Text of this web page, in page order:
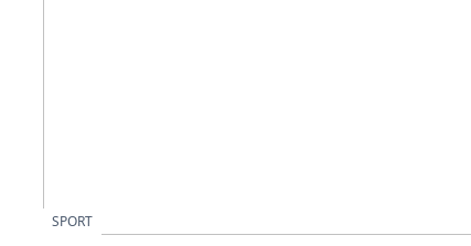
SPORT